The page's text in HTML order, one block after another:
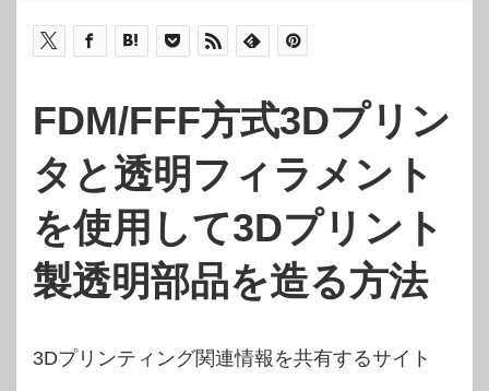
FDM/FFF方式3Dプリン
タと透明フィラメント
を使用して3Dプリント
製透明部品を造る方法
3Dプリンティング関連情報を共有するサイト